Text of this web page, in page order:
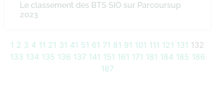
Le classement des BTS SIO sur Parcoursup
2023
1 2 3 4 11 21 31 41 51 61 71 81 91 101 111 121 131 132
133 134 135 136 137 141 151 161 171 181 184 185 186
187